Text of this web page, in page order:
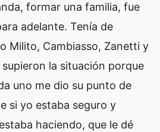
formar una familia, fue
adelante. Tenía de
Milito, Cambiasso, Zanetti y
la situación porque
uno me dio su punto de
si yo estaba seguro y
haciendo, que le dé